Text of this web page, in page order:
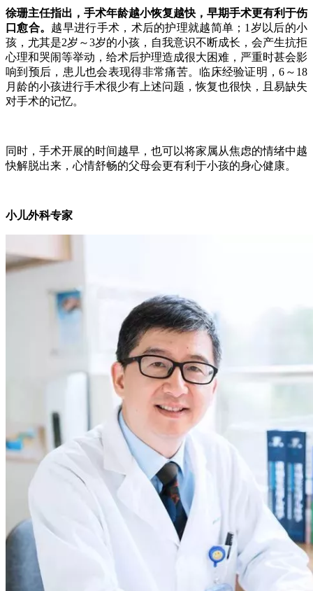
徐珊主任指出，手术年龄越小恢复越快，早期手术更有利于伤
口愈合。 越早进行手术，术后的护理就越简单；1岁以后的小
孩，尤其是2岁～3岁的小孩，自我意识不断成长，会产生抗拒
心理和哭闹等举动，给术后护理造成很大困难，严重时甚会影
响到预后，患儿也会表现得非常痛苦。临床经验证明，6～18
月龄的小孩进行手术很少有上述问题，恢复也很快，且易缺失
对手术的记忆。
同时，手术开展的时间越早，也可以将家属从焦虑的情绪中越
快解脱出来，心情舒畅的父母会更有利于小孩的身心健康。
小儿外科专家